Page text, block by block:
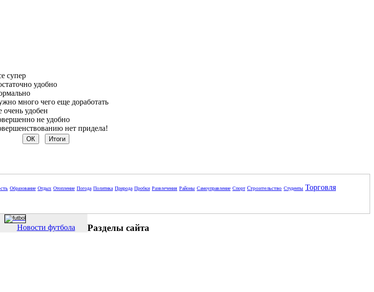
супер
удобно
много чего еще доработать
очень удобен
не удобно
нет придела!
Образование Отдых Отопление Погода Политика Природа Пробки Развлечения Районы Самоуправление Спорт Строительство Студенты Торговля
Новости футбола Разделы сайта